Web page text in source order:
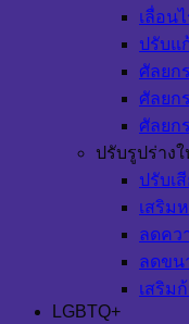
เลื่อน
ปรับแ
ศัลยก
ศัลยก
ศัลยก
ปรับรูปร่าง
ปรับเ
เสริม
ลดคว
ลดขน
เสริม
LGBTQ+